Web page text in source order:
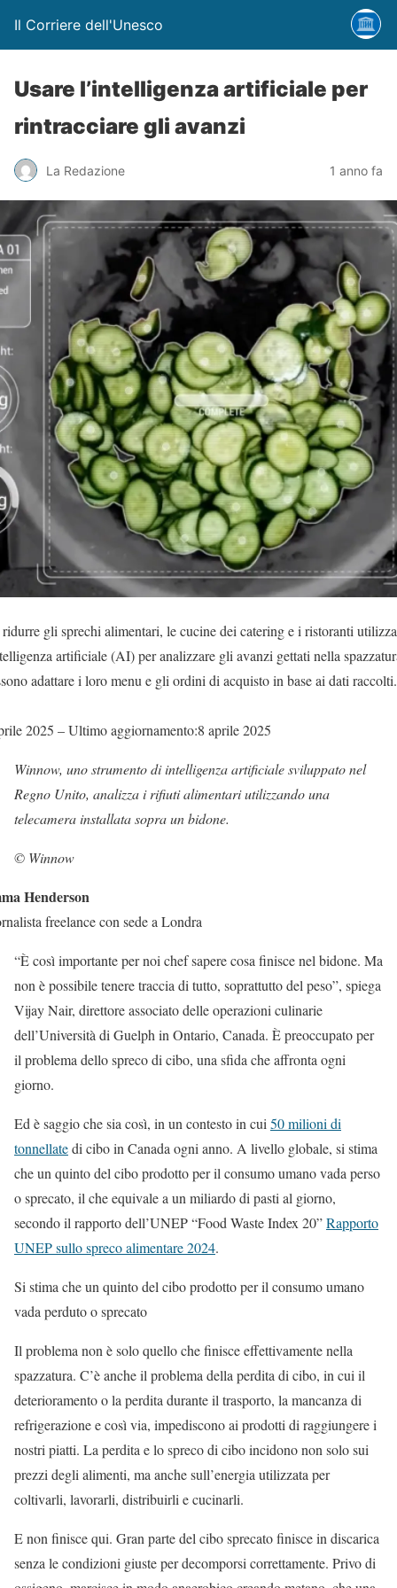
Il Corriere dell'Unesco
Usare l’intelligenza artificiale per
rintracciare gli avanzi
La Redazione 1 anno fa
ridurre gli sprechi alimentari, le cucine dei catering e i ristoranti
artificiale (AI) per analizzare gli avanzi gettati nella
adattare i loro menu e gli ordini di acquisto in base ai dati raccolti.
2025 – Ultimo aggiornamento:8 aprile 2025
Winnow, uno strumento di intelligenza artificiale sviluppato nel
Regno Unito, analizza i rifiuti alimentari utilizzando una
telecamera installata sopra un bidone.
© Winnow
Henderson
freelance con sede a Londra
“È così importante per noi chef sapere cosa finisce nel bidone. Ma
non è possibile tenere traccia di tutto, soprattutto del peso”, spiega
Vijay Nair, direttore associato delle operazioni culinarie
dell’Università di Guelph in Ontario, Canada. È preoccupato per
il problema dello spreco di cibo, una sfida che affronta ogni
giorno.
Ed è saggio che sia così, in un contesto in cui 50 milioni di
tonnellatedi cibo in Canada ogni anno. A livello globale, si stima
che un quinto del cibo prodotto per il consumo umano vada perso
o sprecato, il che equivale a un miliardo di pasti al giorno,
secondo il rapporto dell’UNEP “Food Waste Index 20”Rapporto
UNEP sullo spreco alimentare 2024.
Si stima che un quinto del cibo prodotto per il consumo umano
vada perduto o sprecato
Il problema non è solo quello che finisce effettivamente nella
spazzatura. C’è anche il problema della perdita di cibo, in cui il
deterioramento o la perdita durante il trasporto, la mancanza di
refrigerazione e così via, impediscono ai prodotti di raggiungere i
nostri piatti. La perdita e lo spreco di cibo incidono non solo sui
prezzi degli alimenti, ma anche sull’energia utilizzata per
coltivarli, lavorarli, distribuirli e cucinarli.
E non finisce qui. Gran parte del cibo sprecato finisce in discarica
senza le condizioni giuste per decomporsi correttamente. Privo di